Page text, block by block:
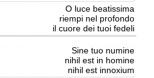
O luce beatissima
riempi nel profondo
il cuore dei tuoi fedeli
Sine tuo numine
nihil est in homine
nihil est innoxium